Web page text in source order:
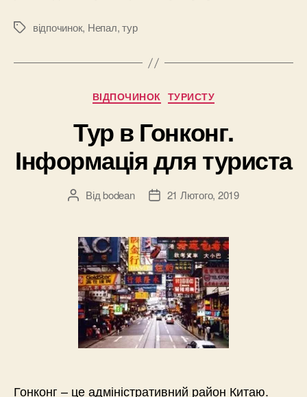
Позначкивідпочинок, Непал,тур
Категорії
ВІДПОЧИНОК ТУРИСТУ
Тур в Гонконг.
Інформація для туриста
Автор
Відbodean
Дата21 Лютого, 2019
Гонконг – це адміністративний район Китаю.